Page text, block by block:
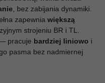
, bez zabijania dynamiki.
zapewnia większą
strojeniu BR i TL.
pracuje bardziej liniowo i
pasma bez nadmiernej